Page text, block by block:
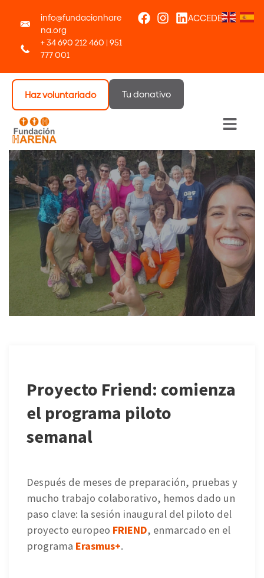
info@fundacionhare
na.org
+ 34 690 212 460 | 951
777 001
ACCEDER
Haz voluntariado Tu donativo
Menú
Proyecto Friend: comienza
el programa piloto
semanal
Después de meses de preparación, pruebas y
mucho trabajo colaborativo, hemos dado un
paso clave: la sesión inaugural del piloto del
proyecto europeo FRIEND, enmarcado en el
programa Erasmus+.